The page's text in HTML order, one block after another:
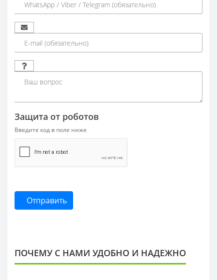
Защита от роботов
Введите код в поле ниже
Отправить
ПОЧЕМУ С НАМИ УДОБНО И НАДЕЖНО